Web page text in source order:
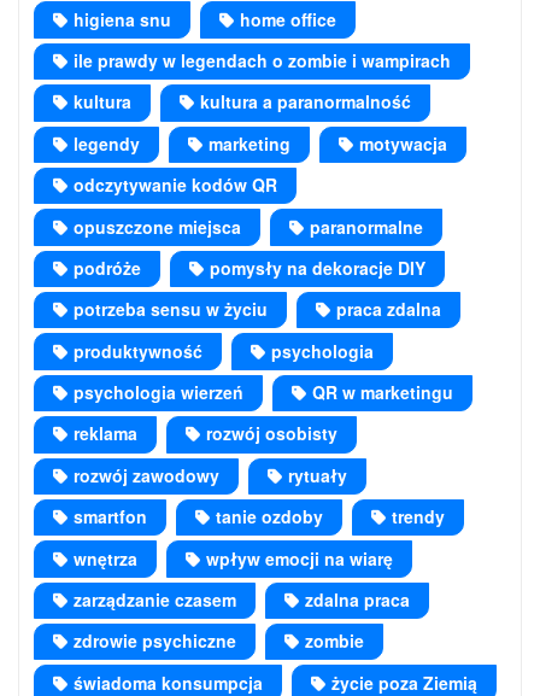
higiena snu
home office
ile prawdy w legendach o zombie i wampirach
kultura
kultura a paranormalność
legendy
marketing
motywacja
odczytywanie kodów QR
opuszczone miejsca
paranormalne
podróże
pomysły na dekoracje DIY
potrzeba sensu w życiu
praca zdalna
produktywność
psychologia
psychologia wierzeń
QR w marketingu
reklama
rozwój osobisty
rozwój zawodowy
rytuały
smartfon
tanie ozdoby
trendy
wnętrza
wpływ emocji na wiarę
zarządzanie czasem
zdalna praca
zdrowie psychiczne
zombie
świadoma konsumpcja
życie poza Ziemią